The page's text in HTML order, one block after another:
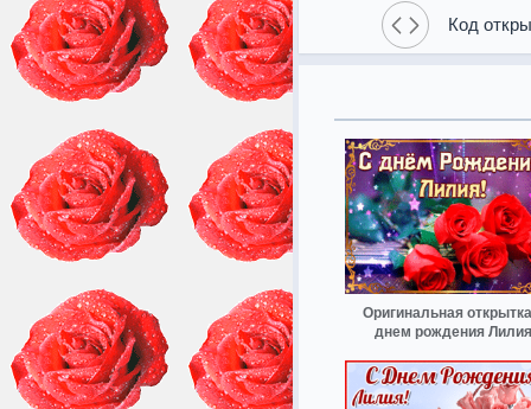
Код
Оригинальная
днем рождения Лилия